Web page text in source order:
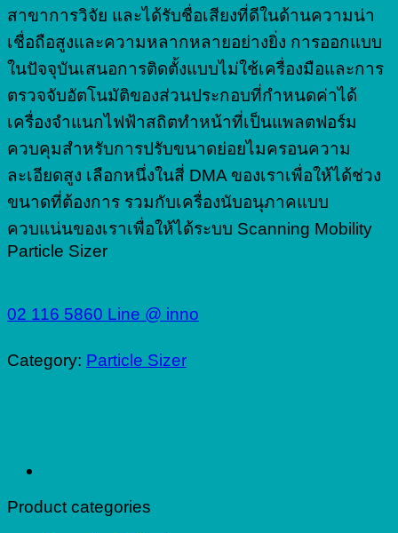
สาขาการวิจัย และได้รับชื่อเสียงที่ดีในด้านความน่า
เชื่อถือสูงและความหลากหลายอย่างยิ่ง การออกแบบ
ในปัจจุบันเสนอการติดตั้งแบบไม่ใช้เครื่องมือและการ
ตรวจจับอัตโนมัติของส่วนประกอบที่กำหนดค่าได้
เครื่องจำแนกไฟฟ้าสถิตทำหน้าที่เป็นแพลตฟอร์ม
ควบคุมสำหรับการปรับขนาดย่อยไมครอนความ
ละเอียดสูง เลือกหนึ่งในสี่ DMA ของเราเพื่อให้ได้ช่วง
ขนาดที่ต้องการ รวมกับเครื่องนับอนุภาคแบบ
ควบแน่นของเราเพื่อให้ได้ระบบ Scanning Mobility
Particle Sizer
02 116 5860 Line @ inno
Category: Particle Sizer
Product categories